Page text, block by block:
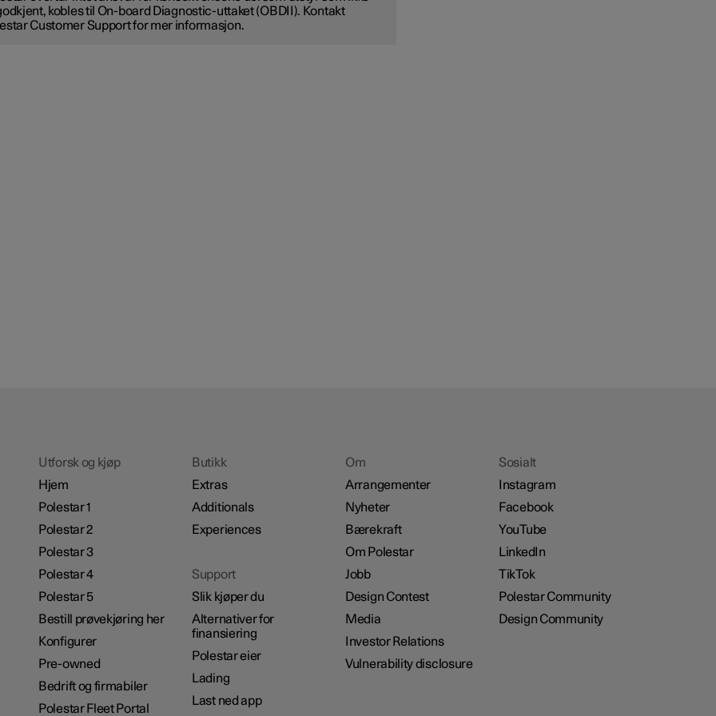
kobles til On-board Diagnostic-uttaket (OBDII). Kontakt
Customer Support for mer informasjon.
Utforsk og kjøp
Hjem
Polestar 1
Polestar 2
Polestar 3
Polestar 4
Polestar 5
Bestill prøvekjøring her
Konfigurer
Pre-owned
Bedrift og firmabiler
Polestar Fleet Portal
Butikk
Extras
Additionals
Experiences
Support
Slik kjøper du
Alternativer for
finansiering
Polestar eier
Lading
Last ned app
Om
Arrangementer
Nyheter
Bærekraft
Om Polestar
Jobb
Design Contest
Media
Investor Relations
Vulnerability disclosure
Sosialt
Instagram
Facebook
YouTube
LinkedIn
TikTok
Polestar Community
Design Community